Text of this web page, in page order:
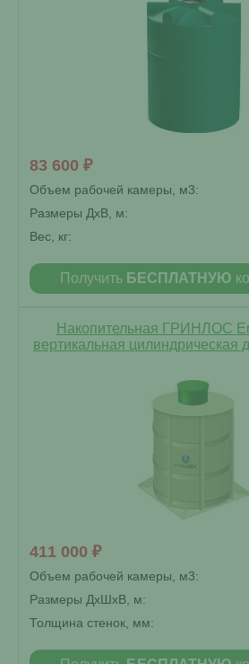
83 600 ₽
Объем рабочей камеры, м3:
Размеры ДxВ, м:
Вес, кг:
Получить БЕСПЛАТНУЮ
Накопительная ГРИНЛОС
вертикальная цилиндрическая
411 000 ₽
Объем рабочей камеры, м3:
Размеры ДxШxВ, м:
Толщина стенок, мм: